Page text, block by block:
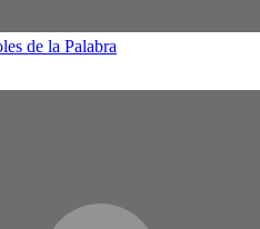
de la Palabra